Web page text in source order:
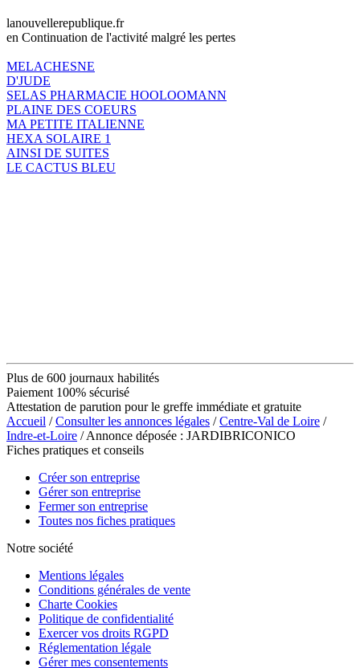
lanouvellerepublique.fr
en Continuation de l'activité malgré les pertes
MELACHESNE
D'JUDE
SELAS PHARMACIE HOOLOOMANN
PLAINE DES COEURS
MA PETITE ITALIENNE
HEXA SOLAIRE 1
AINSI DE SUITES
LE CACTUS BLEU
Plus de 600 journaux habilités
Paiement 100% sécurisé
Attestation de parution pour le greffe immédiate et gratuite
Accueil /Consulter les annonces légales /Centre-Val de Loire /
Indre-et-Loire / Annonce déposée : JARDIBRICONICO
Fiches pratiques et conseils
Créer son entreprise
Gérer son entreprise
Fermer son entreprise
Toutes nos fiches pratiques
Notre société
Mentions légales
Conditions générales de vente
Charte Cookies
Politique de confidentialité
Exercer vos droits RGPD
Réglementation légale
Gérer mes consentements